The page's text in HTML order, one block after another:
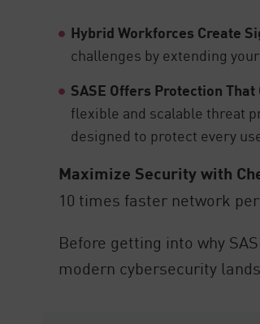
Hybrid Workforces Create
challenges by extending
SASE Offers Protection
flexible and scalable threat
designed to protect every
Maximize Security with
10 times faster network
Before getting into why
modern cybersecurity